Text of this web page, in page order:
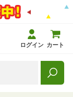
ログイン カート